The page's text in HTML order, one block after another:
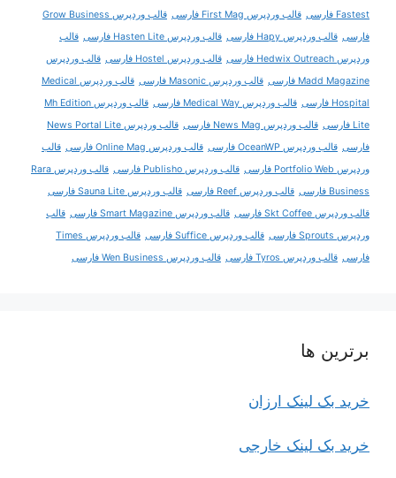
Fastest فارسی
قالب وردپرس First Mag فارسی
قالب وردپرس Grow Business
فارسی قالب وردپرس Hapy فارسی قالب وردپرس Hasten Lite فارسی
قالب
وردپرس Hedwix Outreach فارسی
قالب وردپرس Hostel فارسی
قالب وردپرس
Madd Magazine فارسی
قالب وردپرس Masonic فارسی
قالب وردپرس Medical
Hospital فارسی
قالب وردپرس Medical Way فارسی
قالب وردپرس Mh Edition
Lite فارسی
قالب وردپرس News Mag فارسی
قالب وردپرس News Portal Lite
فارسی قالب وردپرس OceanWP فارسی قالب وردپرس Online Mag فارسی
قالب
وردپرس Portfolio Web فارسی
قالب وردپرس Publisho فارسی
قالب وردپرس Rara
Business فارسی
قالب وردپرس Reef فارسی
قالب وردپرس Sauna Lite فارسی
قالب وردپرس Skt Coffee فارسی
قالب وردپرس Smart Magazine فارسی
قالب
وردپرس Sprouts فارسی
قالب وردپرس Suffice فارسی
قالب وردپرس Times
فارسی قالب وردپرس Tyros فارسی قالب وردپرس Wen Business فارسی
برترین ها
خرید بک لینک ارزان
خرید بک لینک خارجی